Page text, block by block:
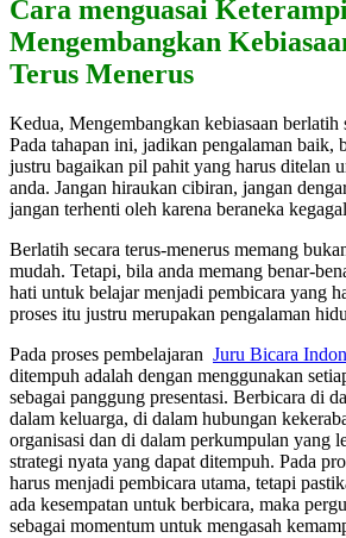
Cara menguasai
Mengembangkan
Terus Menerus
Kedua, Mengembangkan kebiasaan berlatih
Pada tahapan ini, jadikan pengalaman baik,
justru bagaikan pil pahit yang harus ditelan
anda. Jangan hiraukan cibiran, jangan
jangan terhenti oleh karena beraneka
Berlatih secara terus-menerus memang
mudah. Tetapi, bila anda memang benar-
hati untuk belajar menjadi pembicara yang
proses itu justru merupakan pengalaman
Pada proses pembelajaran Juru Bicara
ditempuh adalah dengan menggunakan
sebagai panggung presentasi. Berbicara di
dalam keluarga, di dalam hubungan
organisasi dan di dalam perkumpulan yang
strategi nyata yang dapat ditempuh. Pada
harus menjadi pembicara utama, tetapi
ada kesempatan untuk berbicara, maka
sebagai momentum untuk mengasah